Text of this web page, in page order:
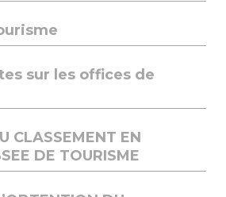
sur les offices de
CLASSEMENT EN
DE TOURISME